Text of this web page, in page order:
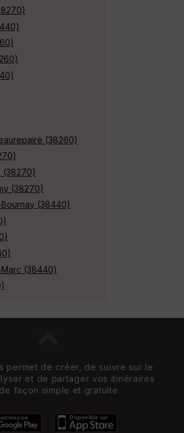
(38260)
(38270)
(38270)
(38440)
(38440)
permet de créer, de suivre sur le
et de partager vos itinéraires
de façon simple et gratuite